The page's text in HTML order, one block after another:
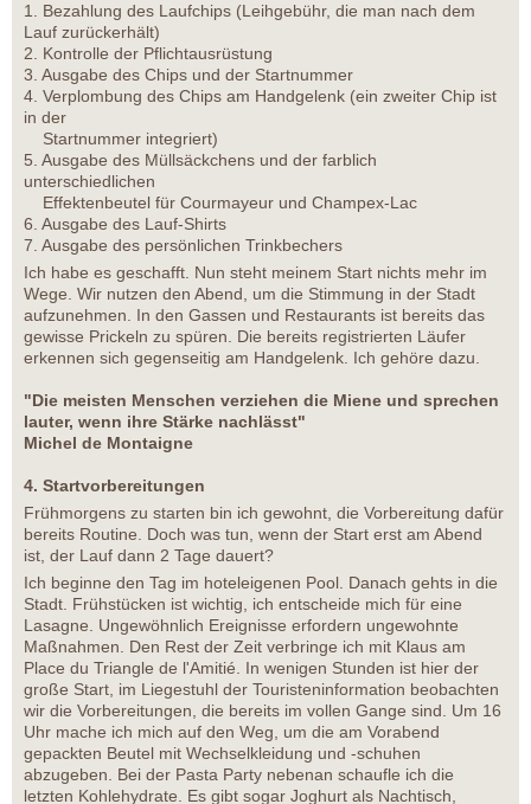
1. Bezahlung des Laufchips (Leihgebühr, die man nach dem
Lauf zurückerhält)
2. Kontrolle der Pflichtausrüstung
3. Ausgabe des Chips und der Startnummer
4. Verplombung des Chips am Handgelenk (ein zweiter Chip ist
in der
Startnummer integriert)
5. Ausgabe des Müllsäckchens und der farblich
unterschiedlichen
Effektenbeutel für Courmayeur und Champex-Lac
6. Ausgabe des Lauf-Shirts
7. Ausgabe des persönlichen Trinkbechers
Ich habe es geschafft. Nun steht meinem Start nichts mehr im
Wege. Wir nutzen den Abend, um die Stimmung in der Stadt
aufzunehmen. In den Gassen und Restaurants ist bereits das
gewisse Prickeln zu spüren. Die bereits registrierten Läufer
erkennen sich gegenseitig am Handgelenk. Ich gehöre dazu.
"Die meisten Menschen verziehen die Miene und sprechen
lauter, wenn ihre Stärke nachlässt"
Michel de Montaigne
4. Startvorbereitungen
Frühmorgens zu starten bin ich gewohnt, die Vorbereitung dafür
bereits Routine. Doch was tun, wenn der Start erst am Abend
ist, der Lauf dann 2 Tage dauert?
Ich beginne den Tag im hoteleigenen Pool. Danach gehts in die
Stadt. Frühstücken ist wichtig, ich entscheide mich für eine
Lasagne. Ungewöhnlich Ereignisse erfordern ungewohnte
Maßnahmen. Den Rest der Zeit verbringe ich mit Klaus am
Place du Triangle de l'Amitié. In wenigen Stunden ist hier der
große Start, im Liegestuhl der Touristeninformation beobachten
wir die Vorbereitungen, die bereits im vollen Gange sind. Um 16
Uhr mache ich mich auf den Weg, um die am Vorabend
gepackten Beutel mit Wechselkleidung und -schuhen
abzugeben. Bei der Pasta Party nebenan schaufle ich die
letzten Kohlehydrate. Es gibt sogar Joghurt als Nachtisch,